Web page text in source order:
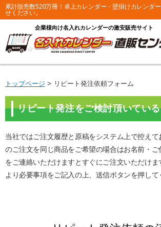
累計販売数520万冊！卓上カレンダー・壁掛けカレンダ
せください。
企業様向け名入れカレンダーの激安販売サイト
トップページ リピート発注依頼フォーム
リピート発注をご検討頂いてい
当社ではご注文履歴と原稿をシステム上で控えて
のご注文を同じ商品をご希望の場合はお名前・
をご連絡いただけますとすぐにご注文いただけま
より必要事項をご記入の上、送信ボタンを押して